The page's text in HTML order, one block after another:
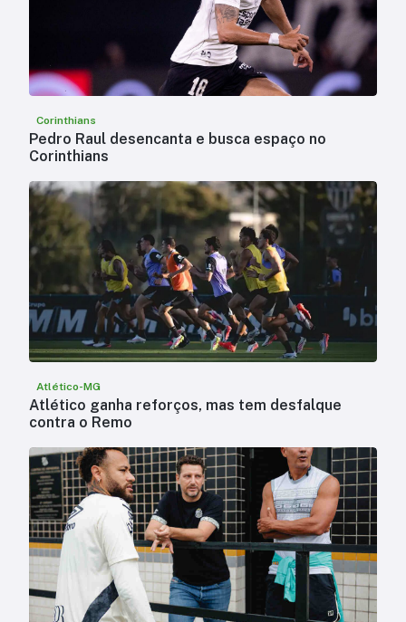
Corinthians
Pedro Raul desencanta e busca espaço no
Corinthians
Atlético-MG
Atlético ganha reforços, mas tem desfalque
contra o Remo